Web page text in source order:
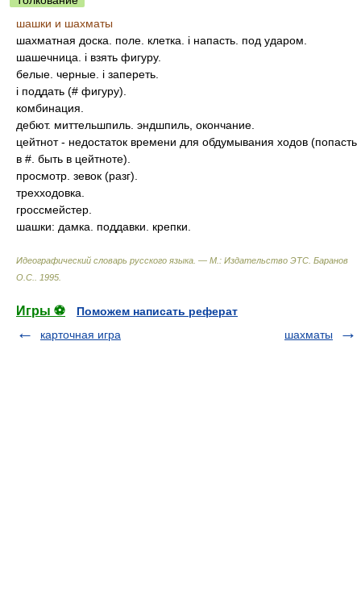
шашки и шахматы
шахматная доска. поле. клетка. і напасть. под ударом.
шашечница. і взять фигуру.
белые. черные. і запереть.
і поддать (# фигуру).
комбинация.
дебют. миттельшпиль. эндшпиль, окончание.
цейтнот - недостаток времени для обдумывания ходов (попасть
в #. быть в цейтноте).
просмотр. зевок (разг).
трехходовка.
гроссмейстер.
шашки: дамка. поддавки. крепки.
Идеографический словарь русского языка. — М.: Издательство ЭТС Баранов
О.С.
1995
Игры ⚽
Поможем написать реферат
карточная игра
шахматы